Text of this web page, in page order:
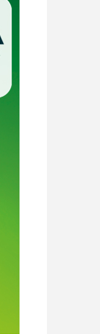
la verdadera pólvora de